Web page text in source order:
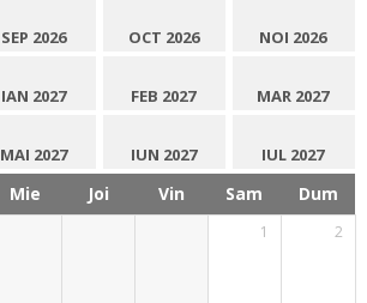
SEP 2026 OCT 2026 NOI 2026
IAN 2027 FEB 2027 MAR 2027
MAI 2027 IUN 2027 IUL 2027
Mie Joi Vin Sam Dum
1 2